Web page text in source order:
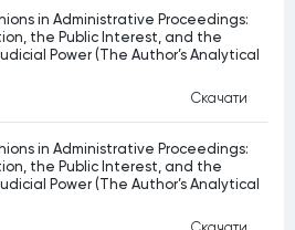
in Administrative Proceedings:
the Public Interest, and the
Power (The Author’s Analytical
Скачати
in Administrative Proceedings:
the Public Interest, and the
Power (The Author’s Analytical